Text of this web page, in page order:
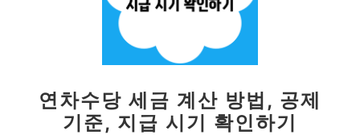
연차수당 세금 계산 방법, 공제
기준, 지급 시기 확인하기